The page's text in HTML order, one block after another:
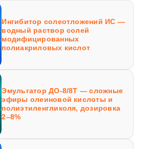
Ингибитор солеотложений ИС —
водный раствор солей
модифицированных
полиакриловых кислот
Эмульгатор ДО-8/8Т — сложные
эфиры олеиновой кислоты и
полиэтиленгликоля, дозировка
2–8%